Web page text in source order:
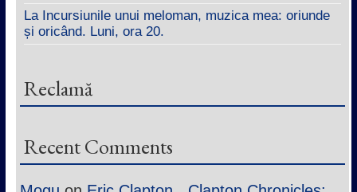
La Incursiunile unui meloman, muzica mea: oriunde
și oricând. Luni, ora 20.
Reclamă
Recent Comments